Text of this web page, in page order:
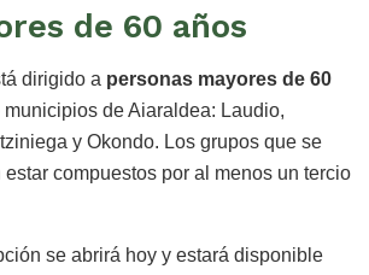
de 60 años
dirigido a personas mayores de 60
de Aiaraldea: Laudio,
y Okondo. Los grupos que se
compuestos por al menos un tercio
se abrirá hoy y estará disponible